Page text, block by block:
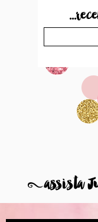
8assista